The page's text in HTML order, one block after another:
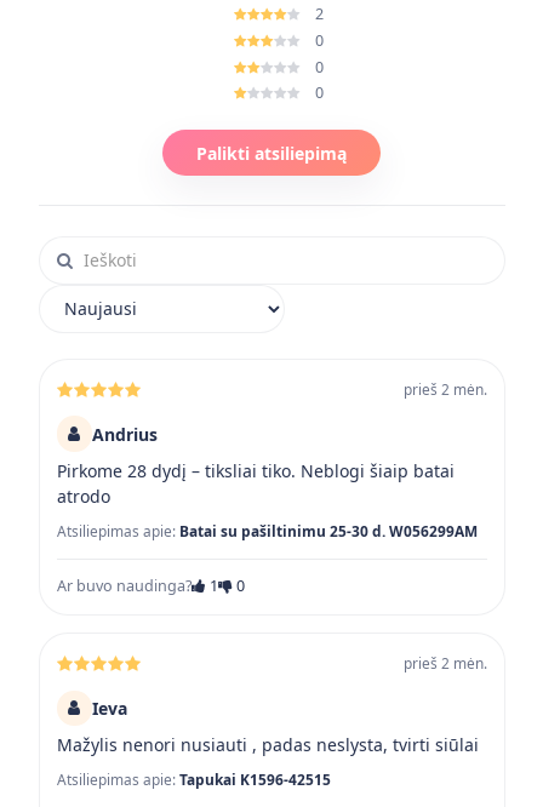
2
0
0
0
Palikti atsiliepimą
Ieškoti atsiliepimuose
prieš 2 mėn.
Andrius
Pirkome 28 dydį – tiksliai tiko. Neblogi šiaip batai
atrodo
Atsiliepimas apie: Batai su pašiltinimu 25-30 d. W056299AM
Ar buvo naudinga? 1 0
prieš 2 mėn.
Ieva
Mažylis nenori nusiauti , padas neslysta, tvirti siūlai
Atsiliepimas apie:Tapukai K1596-42515